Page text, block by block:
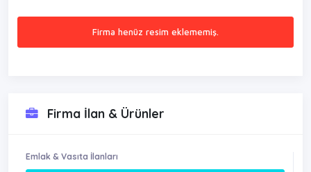
Firma henüz resim eklememiş.
Firma İlan & Ürünler
Emlak & Vasıta İlanları